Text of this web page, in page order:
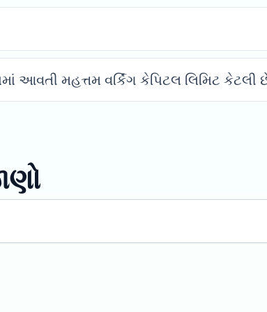
આવતી મહત્તમ વર્કિંગ કેપિટલ લિમિટ કેટલી